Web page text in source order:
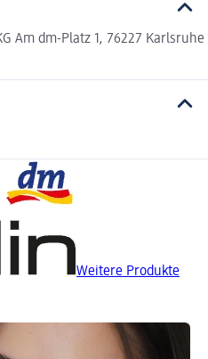
Am dm-Platz 1, 76227 Karlsruhe
Weitere Produkte